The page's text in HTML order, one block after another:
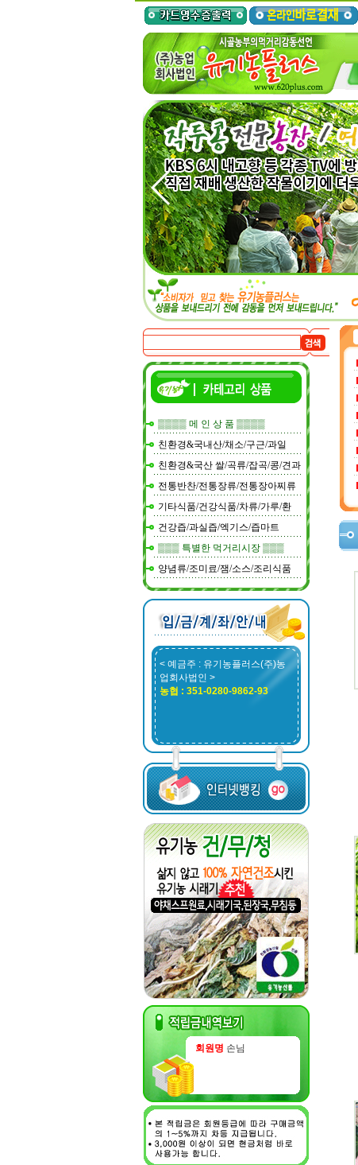
▒▒▒▒ 메 인 상 품 ▒▒▒▒
친환경&국내산/채소/구근/과일
친환경&국산 쌀/곡류/잡곡/콩/견과
전통반찬/전통장류/전통장아찌류
기타식품/건강식품/차류/가루/환
건강즙/과실즙/엑기스/즙마트
▒▒▒ 특별한 먹거리시장 ▒▒▒
양념류/조미료/잼/소스/조리식품
< 예금주 : 유기농플러스(주)농
업회사법인 >
농협 : 351-0280-9862-93
회원명 손님